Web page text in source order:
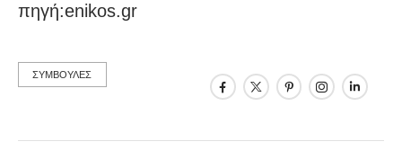
πηγή:enikos.gr
ΣΥΜΒΟΥΛΕΣ